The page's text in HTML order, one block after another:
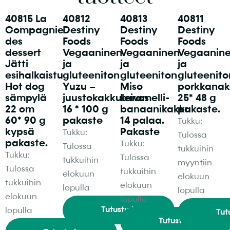
40815 La
Compagnie
des
dessert
Jätti
esihalkaistu
Hot dog
sämpylä
22 cm
60* 90 g
kypsä
pakaste.
Tukku:
Tulossa
tukkuihin
elokuun
lopulla
40812
Destiny
Foods
Vegaaninen
ja
gluteeniton
Yuzu –
juustokakkuleivos
16 * 100 g
pakaste
Tukku:
Tulossa
tukkuihin
elokuun
lopulla
Tutustu
40813
Destiny
Foods
Vegaaninen
ja
gluteeniton
Miso
karamelli-
banaanikakku
14 palaa.
Pakaste
Tukku:
Tulossa
tukkuihin
elokuun
lopulla
Tutustu
40811
Destiny
Foods
ja
25* 48 g
pakaste.
Tukku:
Tulossa
tukkuihin
myyntiin
elokuun
lopulla